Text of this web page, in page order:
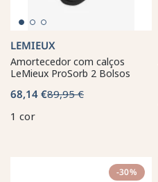
LEMIEUX
Amortecedor com calços
LeMieux ProSorb 2 Bolsos
68,14 €89,95 €
1 cor
-30%